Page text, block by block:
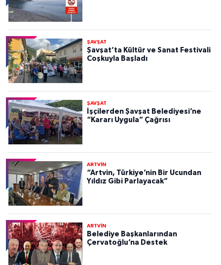
ŞAVŞAT
Şavşat’ta Kültür ve Sanat Festivali
Coşkuyla Başladı
ŞAVŞAT
İşçilerden Şavşat Belediyesi’ne
“Kararı Uygula” Çağrısı
ARTVİN
“Artvin, Türkiye’nin Bir Ucundan
Yıldız Gibi Parlayacak”
ARTVİN
Belediye Başkanlarından
Çervatoğlu’na Destek